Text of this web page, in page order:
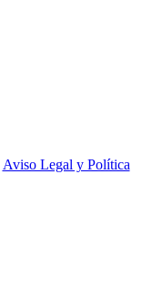
Aviso Legal y Política